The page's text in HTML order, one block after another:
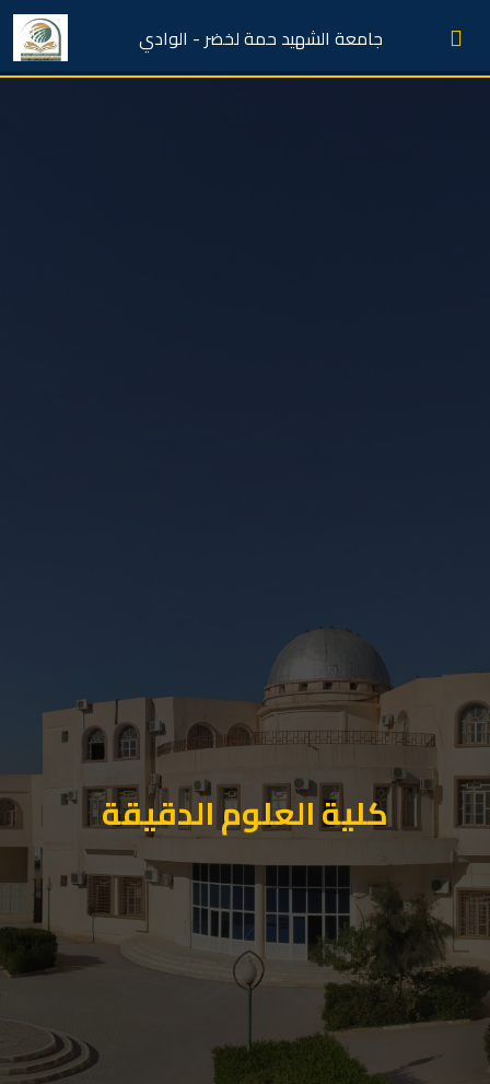
جامعة الشهيد حمة لخضر - الوادي
كلية العلوم الدقيقة